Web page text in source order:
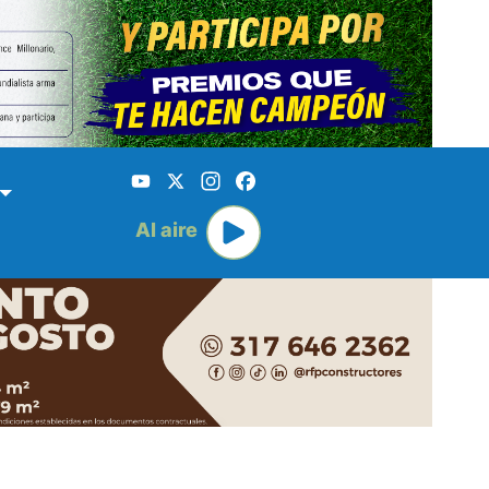
YouTube
X Instagram
Al aire